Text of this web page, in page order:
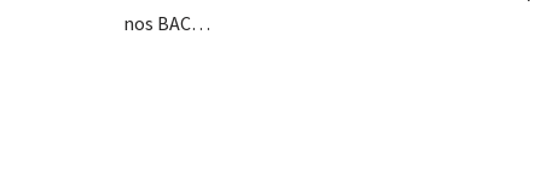
nos BAC…